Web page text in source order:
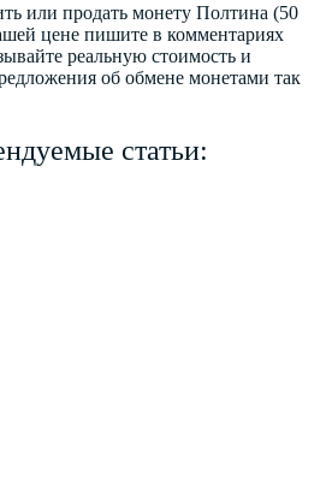
или продать монету Полтина (50
цене пишите в комментариях
реальную стоимость и
об обмене монетами так
статьи: